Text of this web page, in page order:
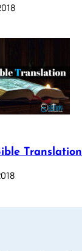
Translation